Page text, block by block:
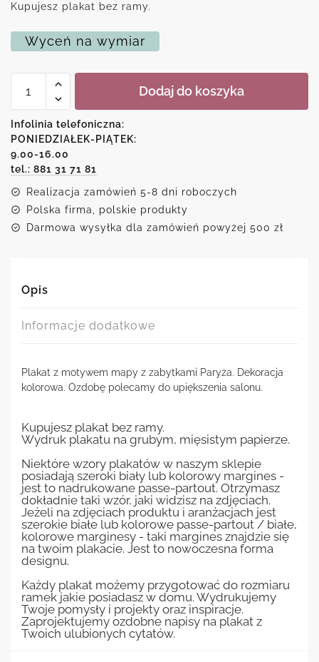
Kupujesz plakat bez ramy.
Wyceń na wymiar
Plakat
miasta
-
Paryż
Dodaj do koszyka
Infolinia telefoniczna:
PONIEDZIAŁEK-PIĄTEK:
9.00-16.00
tel.: 881 31 71 81
Realizacja zamówień 5-8 dni roboczych
Polska firma, polskie produkty
Darmowa wysyłka dla zamówień powyżej 500 zł
Opis
Informacje dodatkowe
Plakat z motywem mapy z zabytkami Paryża. Dekoracja
kolorowa. Ozdobę polecamy do upiększenia salonu.
Kupujesz plakat bez ramy.
Wydruk plakatu na grubym, mięsistym papierze.
Niektóre wzory plakatów w naszym sklepie
posiadają szeroki biały lub kolorowy margines -
jest to nadrukowane passe-partout. Otrzymasz
dokładnie taki wzór, jaki widzisz na zdjęciach.
Jeżeli na zdjęciach produktu i aranżacjach jest
szerokie białe lub kolorowe passe-partout / białe,
kolorowe marginesy - taki margines znajdzie się
na twoim plakacie. Jest to nowoczesna forma
designu.
Każdy plakat możemy przygotować do rozmiaru
ramek jakie posiadasz w domu. Wydrukujemy
Twoje pomysły i projekty oraz inspiracje.
Zaprojektujemy ozdobne napisy na plakat z
Twoich ulubionych cytatów.